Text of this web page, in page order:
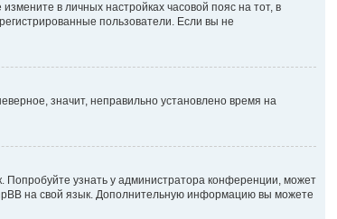
в личных настройках часовой пояс на тот, в
пользователи. Если вы не
значит, неправильно установлено время на
узнать у администратора конференции, может
на свой язык. Дополнительную информацию вы можете